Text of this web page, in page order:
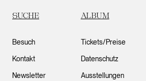
SUCHE ALBUM
Besuch
Kontakt
Newsletter
Tickets/Preise
Datenschutz
Ausstellungen